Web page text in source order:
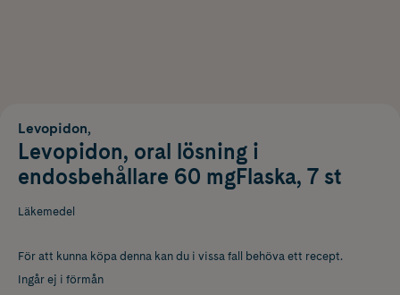
Levopidon,
Levopidon, oral lösning i
endosbehållare 60 mgFlaska, 7 st
Läkemedel
För att kunna köpa denna kan du i vissa fall behöva ett recept.
Ingår ej i förmån